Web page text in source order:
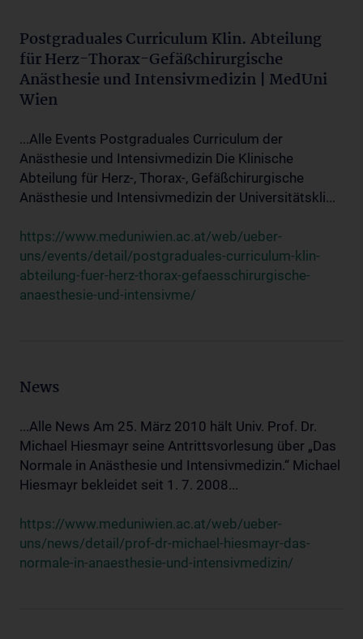
Postgraduales Curriculum Klin. Abteilung
für Herz-Thorax-Gefäßchirurgische
Anästhesie und Intensivmedizin | MedUni
Wien
...Alle Events Postgraduales Curriculum der
Anästhesie und Intensivmedizin Die Klinische
Abteilung für Herz-, Thorax-, Gefäßchirurgische
Anästhesie und Intensivmedizin der Universitätskli...
https://www.meduniwien.ac.at/web/ueber-
uns/events/detail/postgraduales-curriculum-klin-
abteilung-fuer-herz-thorax-gefaesschirurgische-
anaesthesie-und-intensivme/
News
...Alle News Am 25. März 2010 hält Univ. Prof. Dr.
Michael Hiesmayr seine Antrittsvorlesung über „Das
Normale in Anästhesie und Intensivmedizin.“ Michael
Hiesmayr bekleidet seit 1. 7. 2008...
https://www.meduniwien.ac.at/web/ueber-
uns/news/detail/prof-dr-michael-hiesmayr-das-
normale-in-anaesthesie-und-intensivmedizin/